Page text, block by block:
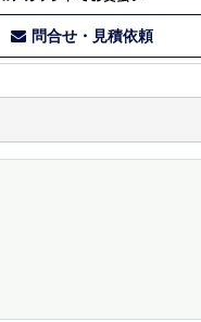
問合せ・見積依頼